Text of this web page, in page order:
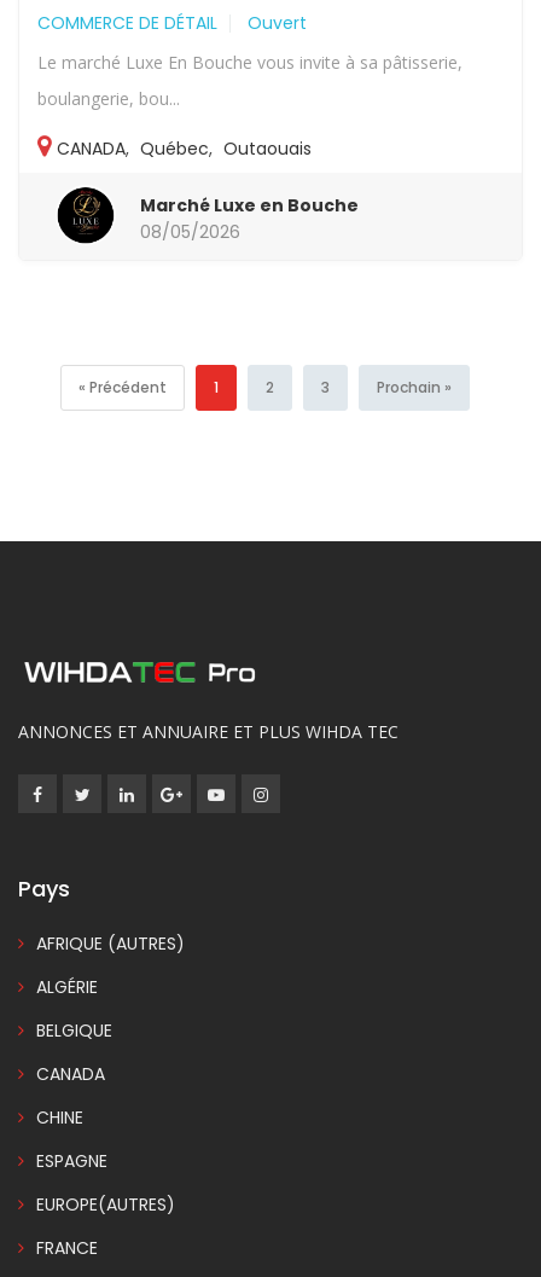
COMMERCE DE DÉTAIL Ouvert
Le marché Luxe En Bouche vous invite à sa pâtisserie,
boulangerie, bou...
CANADA, Québec, Outaouais
Marché Luxe en Bouche
08/05/2026
« Précédent 1 2 3 Prochain »
ANNONCES ET ANNUAIRE ET PLUS WIHDA TEC
Pays
AFRIQUE (AUTRES)
ALGÉRIE
BELGIQUE
CANADA
CHINE
ESPAGNE
EUROPE(AUTRES)
FRANCE